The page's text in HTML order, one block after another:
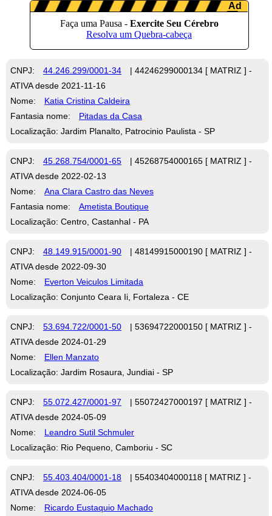
CNPJ: 44.246.299/0001-34
| 44246299000134 [ MATRIZ ] -
ATIVA desde 2021-11-16
Nome:
Katia Cristina Caldeira
Fantasia nome:
Pitadas da Casa
Localização: Jardim Planalto, Patrocinio Paulista - SP
CNPJ: 45.268.754/0001-65
| 45268754000165 [ MATRIZ ] -
ATIVA desde 2022-02-13
Nome:
Ana Clara Castro das Neves
Fantasia nome:
Ametista Boutique
Localização: Centro, Castanhal - PA
CNPJ: 48.149.915/0001-90
| 48149915000190 [ MATRIZ ] -
ATIVA desde 2022-09-30
Nome:
Everton Veiculos Limitada
Localização: Conjunto Ceara Ii, Fortaleza - CE
CNPJ: 53.694.722/0001-50
| 53694722000150 [ MATRIZ ] -
ATIVA desde 2024-01-29
Nome:
Ellen Manzato
Localização: Jardim Rosaura, Jundiai - SP
CNPJ: 55.072.427/0001-97
| 55072427000197 [ MATRIZ ] -
ATIVA desde 2024-05-09
Nome:
Leandro Sutil Schmuler
Localização: Rio Pequeno, Camboriu - SC
CNPJ: 55.403.404/0001-18
| 55403404000118 [ MATRIZ ] -
ATIVA desde 2024-06-05
Nome:
Ricardo Eustaquio Machado